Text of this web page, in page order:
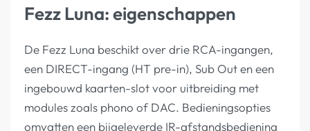
Fezz Luna: eigenschappen
De Fezz Luna beschikt over drie RCA-ingangen,
een DIRECT-ingang (HT pre-in), Sub Out en een
ingebouwd kaarten-slot voor uitbreiding met
modules zoals phono of DAC. Bedieningsopties
omvatten een bijgeleverde IR-afstandsbediening